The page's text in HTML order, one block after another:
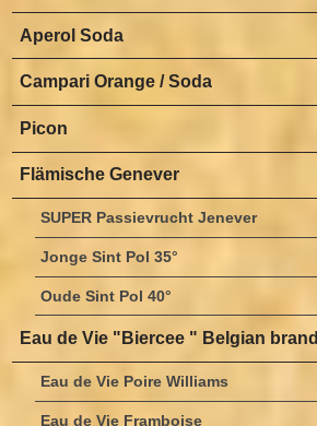
Aperol Soda
Campari Orange / Soda
Picon
Flämische Genever
SUPER Passievrucht Jenever
Jonge Sint Pol 35°
Oude Sint Pol 40°
Eau de Vie "Biercee " Belgian brand
Eau de Vie Poire Williams
Eau de Vie Framboise